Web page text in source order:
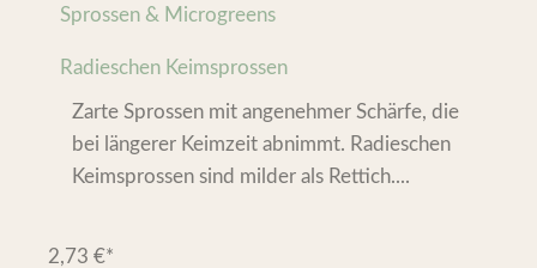
Sprossen & Microgreens
Radieschen Keimsprossen
Zarte Sprossen mit angenehmer Schärfe, die
bei längerer Keimzeit abnimmt. Radieschen
Keimsprossen sind milder als Rettich....
2,73 €*